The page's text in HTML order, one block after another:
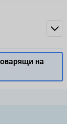
на